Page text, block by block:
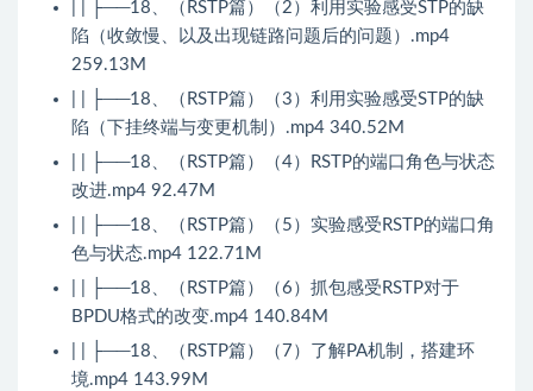
| | ├──18、（RSTP篇）（2）利用实验感受STP的缺
陷（收敛慢、以及出现链路问题后的问题）.mp4
259.13M
| | ├──18、（RSTP篇）（3）利用实验感受STP的缺
陷（下挂终端与变更机制）.mp4 340.52M
| | ├──18、（RSTP篇）（4）RSTP的端口角色与状态
改进.mp4 92.47M
| | ├──18、（RSTP篇）（5）实验感受RSTP的端口角
色与状态.mp4 122.71M
| | ├──18、（RSTP篇）（6）抓包感受RSTP对于
BPDU格式的改变.mp4 140.84M
| | ├──18、（RSTP篇）（7）了解PA机制，搭建环
境.mp4 143.99M